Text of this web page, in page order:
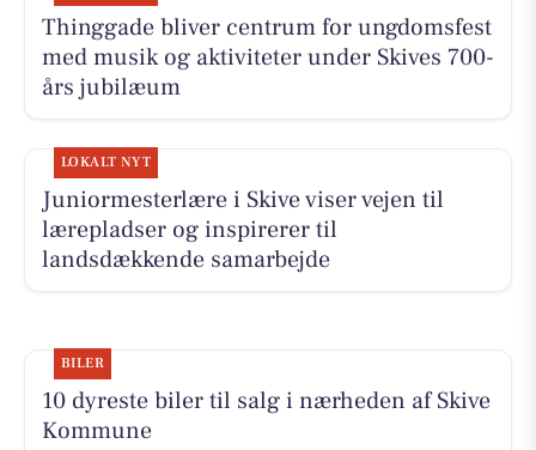
Thinggade bliver centrum for ungdomsfest
med musik og aktiviteter under Skives 700-
års jubilæum
LOKALT NYT
Juniormesterlære i Skive viser vejen til
lærepladser og inspirerer til
landsdækkende samarbejde
BILER
10 dyreste biler til salg i nærheden af Skive
Kommune